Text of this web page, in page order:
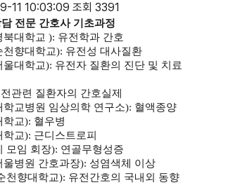
11 10:03:09 조회 3391
전문 간호사 기초과정
북대학교 ): 유전학과 간호
천향대학교): 유전성 대사질환
울대학교): 유전자 질환의 진단 및 치료
관련 질환자의 간호실제
학교병원 임상의학 연구소): 혈액종양
학교): 혈우병
학교): 근디스트로피
모임 회장): 연골무형성증
울병원 간호과장): 성염색체 이상
천향대학교): 유전간호의 국내외 동향